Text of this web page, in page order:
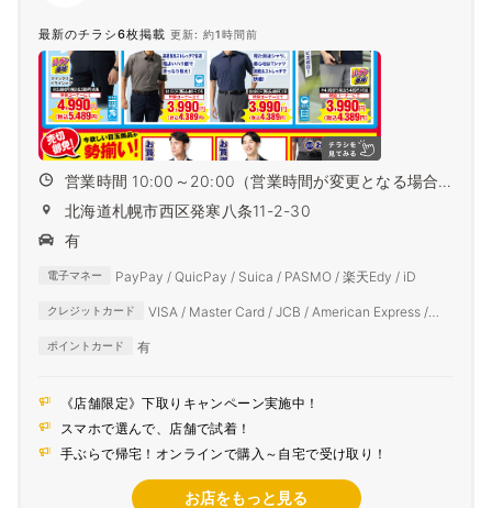
最新のチラシ6枚掲載 更新: 約1時間前
営業時間 10:00～20:00（営業時間が変更となる場合
がござ...
北海道札幌市西区発寒八条11-2-30
有
電子マネー PayPay / QuicPay / Suica / PASMO / 楽天Edy / iD
クレジットカード
VISA / Master Card / JCB / American Express /
ポイントカード 有
《店舗限定》下取りキャンペーン実施中！
スマホで選んで、店舗で試着！
手ぶらで帰宅！オンラインで購入～自宅で受け取り！
お店をもっと見る